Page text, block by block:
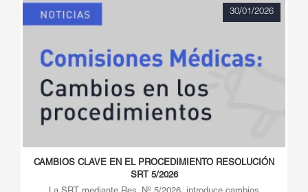
30/01/2026
CAMBIOS CLAVE EN EL PROCEDIMIENTO RESOLUCIÓN
SRT 5/2026